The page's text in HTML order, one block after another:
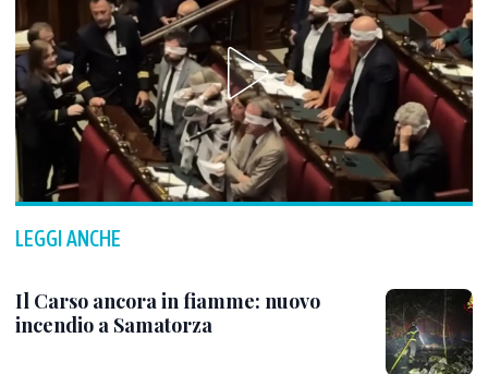
LEGGI ANCHE
Il Carso ancora in fiamme: nuovo
incendio a Samatorza